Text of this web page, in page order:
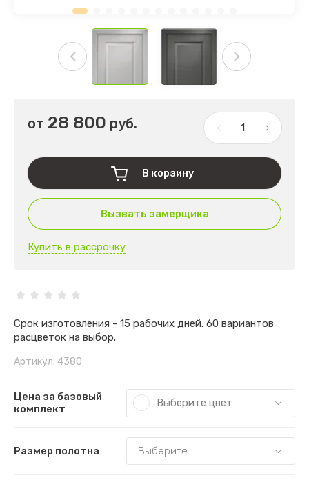
от 28 800 руб.
В корзину
Вызвать замерщика
Купить в рассрочку
Срок изготовления - 15 рабочих дней. 60 вариантов
расцветок на выбор.
Артикул: 4380
Цена за базовый
комплект
Выберите цвет
Размер полотна